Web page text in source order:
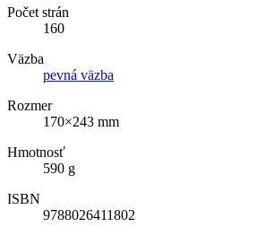
Počet strán
160
Väzba
pevná väzba
Rozmer
170×243 mm
Hmotnosť
590 g
ISBN
9788026411802